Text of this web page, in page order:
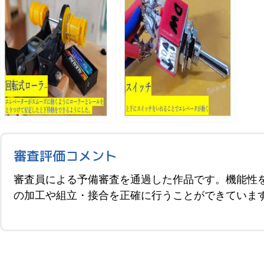
審査評価コメント
審査員による予備審査を通過した作品です。機能
の加工や組立・接合を正確に行うことができていま